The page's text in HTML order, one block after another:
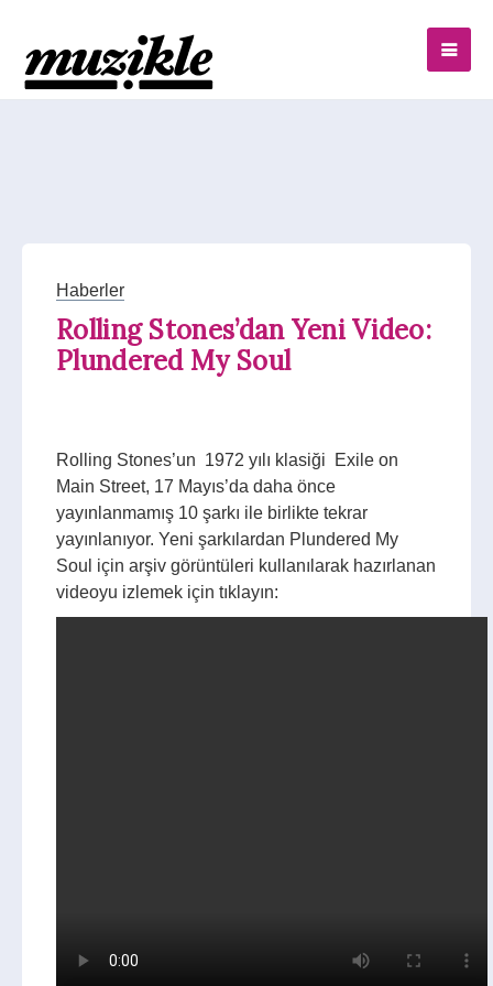
Haberler
Rolling Stones’dan Yeni Video:
Plundered My Soul
Rolling Stones’un 1972 yılı klasiği Exile on
Main Street, 17 Mayıs’da daha önce
yayınlanmamış 10 şarkı ile birlikte tekrar
yayınlanıyor. Yeni şarkılardan Plundered My
Soul için arşiv görüntüleri kullanılarak hazırlanan
videoyu izlemek için tıklayın: